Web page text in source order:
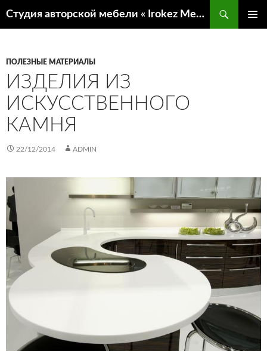
Студия авторской мебели « Irokez Мебель»
ПОЛЕЗНЫЕ МАТЕРИАЛЫ
ИЗДЕЛИЯ ИЗ
ИСКУССТВЕННОГО
КАМНЯ
22/12/2014 ADMIN